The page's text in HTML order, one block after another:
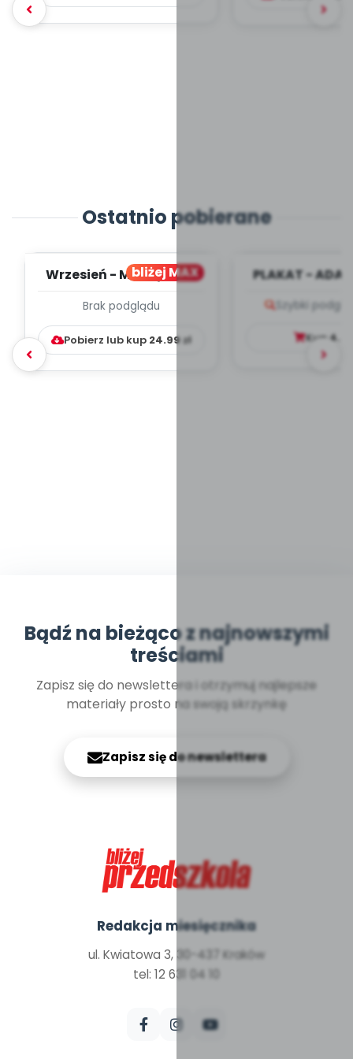
Ostatnio pobierane
bliżej MAX
Wrzesień - MIESIĘCZNY
WYCHOWAWCZO –
DYDAKTYC...
Brak podglądu
Pobierz lub kup 24.99zł
PLAKAT -
Szybki
Kup
Bądź na bieżąco z najnowszymi
treściami
Zapisz się do newslettera i otrzymuj najlepsze
materiały prosto na swoją skrzynkę
Zapisz się do newslettera
Redakcja miesięcznika
ul. Kwiatowa 3, 30-437 Kraków
tel: 12 631 04 10